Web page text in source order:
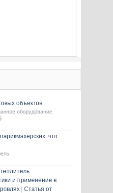
объектов
оборудование
что
и применение в
| Статья от